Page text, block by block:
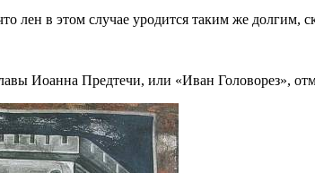
лен в этом случае уродится таким же долгим,
Иоанна Предтечи, или «Иван Головорез»,